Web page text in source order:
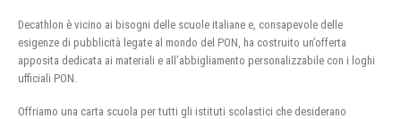
Decathlon è vicino ai bisogni delle scuole italiane e, consapevole delle
esigenze di pubblicità legate al mondo del PON, ha costruito un’offerta
apposita dedicata ai materiali e all’abbigliamento personalizzabile con i loghi
ufficiali PON.
Offriamo una carta scuola per tutti gli istituti scolastici che desiderano